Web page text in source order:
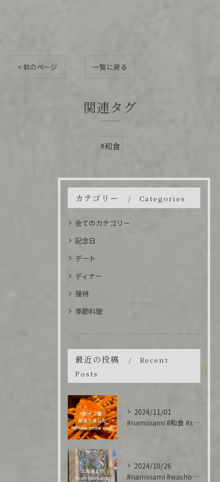
< 前のページ 一覧に戻る
関連タグ
#和食
カテゴリー Categories
全てのカテゴリー
記念日
デート
ディナー
接待
季節料理
最近の投稿
Recent
Posts
2024/11/01
#naminami #和食 #snowcrab #香箱蟹 #...
2024/10/26
#naminami #washoku #salmon #cr...